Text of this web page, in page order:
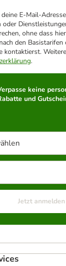
E-Mail-
oder
ohne dass
den Basistarifen
kontaktierst.
.
keine
und
Jetzt anmelden